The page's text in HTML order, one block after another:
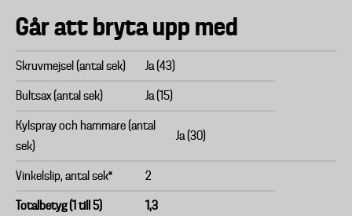
Går att bryta upp med
Skruvmejsel (antal sek) Ja (43)
Bultsax (antal sek) Ja (15)
Kylspray och hammare (antal
sek)
Ja (30)
Vinkelslip, antal sek* 2
Totalbetyg (1 till 5) 1,3